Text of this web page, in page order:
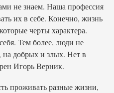
не знаем. Наша профессия
их в себе. Конечно, жизнь
черты характера.
Тем более, люди не
на добрых и злых. Нет в
Игорь Верник.
проживать разные жизни,